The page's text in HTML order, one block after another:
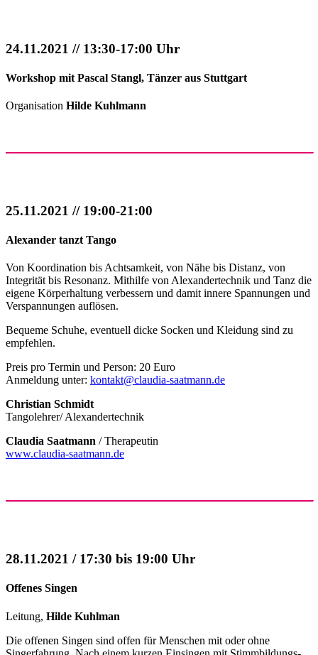
24.11.2021 // 13:30-17:00 Uhr
Workshop mit Pascal Stangl, Tänzer aus Stuttgart
Organisation Hilde Kuhlmann
25.11.2021 // 19:00-21:00
Alexander tanzt Tango
Von Koordination bis Achtsamkeit, von Nähe bis Distanz, von
Integrität bis Resonanz. Mithilfe von Alexandertechnik und Tanz die
eigene Körperhaltung verbessern und damit innere Spannungen und
Verspannungen auflösen.
Bequeme Schuhe, eventuell dicke Socken und Kleidung sind zu
empfehlen.
Preis pro Termin und Person: 20 Euro
Anmeldung unter: kontakt@claudia-saatmann.de
Christian Schmidt
Tangolehrer/ Alexandertechnik
Claudia Saatmann / Therapeutin
www.claudia-saatmann.de
28.11.2021 / 17:30 bis 19:00 Uhr
Offenes Singen
Leitung, Hilde Kuhlman
Die offenen Singen sind offen für Menschen mit oder ohne